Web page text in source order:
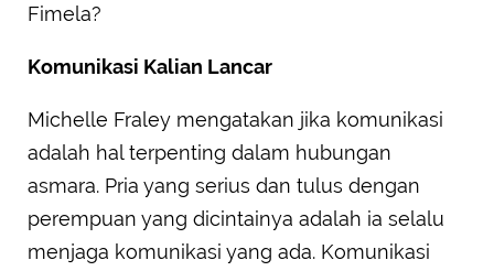
Fimela?
Komunikasi Kalian Lancar
Michelle Fraley mengatakan jika komunikasi
adalah hal terpenting dalam hubungan
asmara. Pria yang serius dan tulus dengan
perempuan yang dicintainya adalah ia selalu
menjaga komunikasi yang ada. Komunikasi